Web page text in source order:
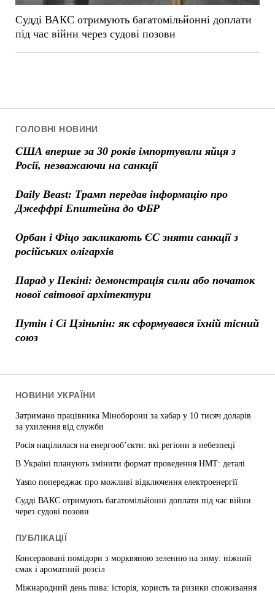
ГОЛОВНІ НОВИНИ
США вперше за 30 років імпортували яйця з
Росії, незважаючи на санкції
Daily Beast: Трамп передав інформацію про
Джеффрі Епштейна до ФБР
Орбан і Фіцо закликають ЄС зняти санкції з
російських олігархів
Парад у Пекіні: демонстрація сили або початок
нової світової архітектури
Путін і Сі Цзіньпін: як сформувався їхній тісний
союз
Судді ВАКС отримують багатомільйонні доплати
під час війни через судові позови
НОВИНИ УКРАЇНИ
Затримано працівника Міноборони за хабар у 10 тисяч доларів
за ухилення від служби
Росія націлилася на енергооб’єкти: які регіони в небезпеці
В Україні планують змінити формат проведення НМТ: деталі
Yasno попереджає про можливі відключення електроенергії
Судді ВАКС отримують багатомільйонні доплати під час війни
через судові позови
ПУБЛІКАЦІЇ
Консервовані помідори з морквяною зеленню на зиму: ніжний
смак і ароматний розсіл
Міжнародний день пива: історія, користь та ризики споживання